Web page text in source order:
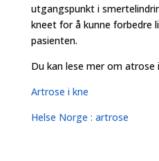
utgangspunkt i
kneet for å kunne forbedre
pasienten.
Du kan lese mer om atrose
Artrose i kne
Helse Norge : artrose